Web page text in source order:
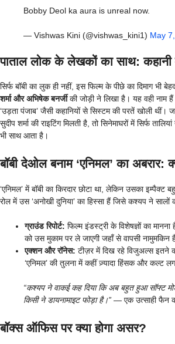
Bobby Deol ka aura is unreal now.
— Vishwas Kini (@vishwas_kini1) May
पाताल लोक के लेखकों का साथ: कहानी
सिर्फ बॉबी का लुक ही नहीं, इस फिल्म के पीछे का दिमाग भी
शर्मा और अभिषेक बनर्जीकी जोड़ी ने लिखा है। यह वही नाम हैं
‘उड़ता पंजाब’ जैसी कहानियों से सिस्टम की परतें खोली थीं।
सुदीप शर्मा की राइटिंग मिलती है, तो सिनेमाघरों में सिर्फ
भी साथ आता है।
बॉबी देओल बनाम ‘एनिमल’ का अबरार:
‘एनिमल’ में बॉबी का किरदार छोटा था, लेकिन उसका इम्पैक्ट
रोल में उस ‘अनोखी दुनिया’ का हिस्सा हैं जिसे कश्यप ने सालों
ग्राउंड रिपोर्ट: फिल्म इंडस्ट्री के विशेषज्ञों का
को उस मुकाम पर ले जाएगी जहाँ से वापसी नामुमकिन
एक्शन और रॉनेस: टीज़र में दिख रहे विजुअल्स
‘एनिमल’ की तुलना में कहीं ज़्यादा हिंसक और कल्ट
“कश्यप ने वाकई कह दिया कि अब बहुत हुआ सॉफ्ट
किसी ने डायनामाइट फोड़ा है।” — एक उत्साही फैन
बॉक्स ऑफिस पर क्या होगा असर?